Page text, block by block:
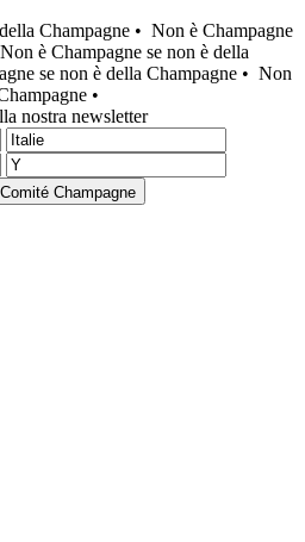
Champagne • Non è Champagne
Non è Champagne se non è della
se non è della Champagne • Non
•
nostra newsletter
Champagne